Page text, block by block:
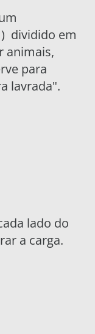
dividido em
animais,
para
lavrada".
lado do
a carga.